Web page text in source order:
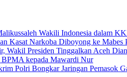
Wakili Indonesia dalam
Kasat Narkoba Diboyong ke Mabes
Wakil Presiden Tinggalkan Aceh
kepada Mawardi Nur
Polri Bongkar Jaringan Pemasok